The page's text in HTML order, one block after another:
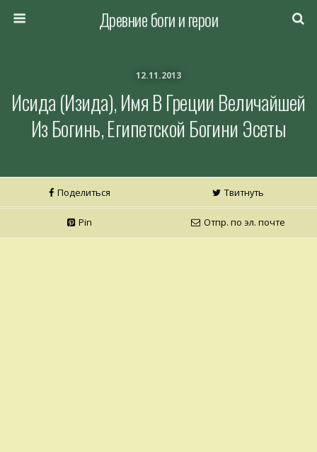
Древние боги и герои
12.11.2013
Исида (Изида), Имя В Греции Величайшей
Из Богинь, Египетской Богини Эсеты
Поделиться Твитнуть
Pin Отпр. по эл. почте